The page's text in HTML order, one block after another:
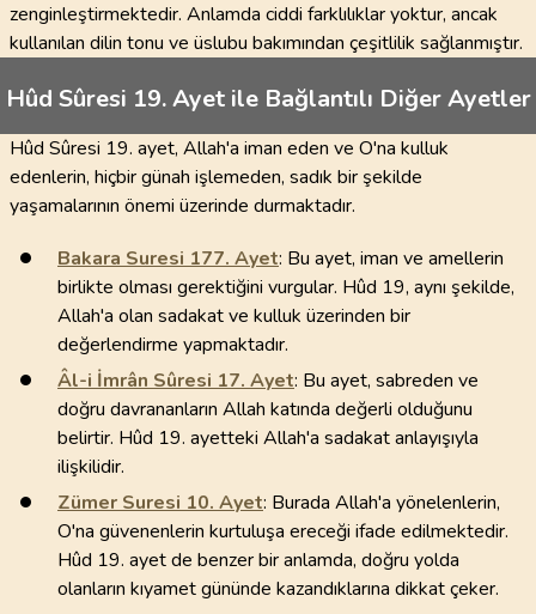
zenginleştirmektedir. Anlamda ciddi farklılıklar yoktur, ancak
kullanılan dilin tonu ve üslubu bakımından çeşitlilik sağlanmıştır.
Hûd Sûresi 19. Ayet ile Bağlantılı Diğer Ayetler
Hûd Sûresi 19. ayet, Allah'a iman eden ve O'na kulluk
edenlerin, hiçbir günah işlemeden, sadık bir şekilde
yaşamalarının önemi üzerinde durmaktadır.
Bakara Suresi 177. Ayet: Bu ayet, iman ve amellerin
birlikte olması gerektiğini vurgular. Hûd 19, aynı şekilde,
Allah'a olan sadakat ve kulluk üzerinden bir
değerlendirme yapmaktadır.
Âl-i İmrân Sûresi 17. Ayet: Bu ayet, sabreden ve
doğru davrananların Allah katında değerli olduğunu
belirtir. Hûd 19. ayetteki Allah'a sadakat anlayışıyla
ilişkilidir.
Zümer Suresi 10. Ayet: Burada Allah'a yönelenlerin,
O'na güvenenlerin kurtuluşa ereceği ifade edilmektedir.
Hûd 19. ayet de benzer bir anlamda, doğru yolda
olanların kıyamet gününde kazandıklarına dikkat çeker.